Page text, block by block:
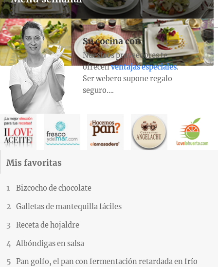
Su cocina con
Nuestros proveedores te
ofrecenventajas especiales.
Ser webero supone regalo
seguro….
Mis favoritas
Bizcocho de chocolate
Galletas de mantequilla fáciles
Receta de hojaldre
Albóndigas en salsa
Pan golfo, el pan con fermentación retardada en frío